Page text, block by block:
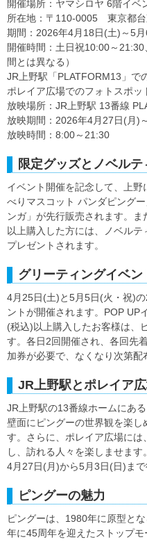
開催場所：ヤマシロヤ 6階イベ
所在地：〒110-0005 東京都
期間：2026年4月18日(土)～5
開催時間：土日祝10:00～
間とは異なる）
JR上野駅「PLATFORM13」で
ポレイア広場でのフォトスポッ
放映場所：JR上野駅 13番線
放映期間：2026年4月27日(月)
放映時間：8:00～21:30
限定グッズとノベルテ
イベント開催を記念して、上
べりマスコット パンダピング
ンガ」が先行販売されます。
以上購入した方には、ノベル
プレゼントされます。
グリーティングイベン
4月25日(土)と5月5日(火・祝)
ントが開催されます。POP UP
(税込)以上購入したお客様は、
す。各日2回開催され、各回先
加券が必要で、なくなり次第配
JR上野駅とポレイア
JR上野駅の13番線ホームにあ
壁面にピングーの世界観を楽し
す。さらに、ポレイア広場に
し、訪れる人々を楽しませま
4月27日(月)から5月3日(日)まで
ピングーの魅力
ピングーは、1980年に原型と
年に45周年を迎えたストップ